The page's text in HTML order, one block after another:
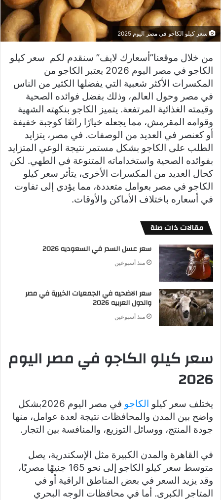
سعر كيلو الكاجو في مصر اليوم 2025
من خلال موقعنا”أسعارك لايف” سنقدم لكم سعر كيلو
الكاجو في مصر اليوم 2026 يعتبر الكاجو من
المكسرات الأكثر شعبية التي يفضلها الكثير من الناس
في مصر وحول العالم، وذلك بفضل فوائده الصحية
وقيمته الغذائية المرتفعة. يتميز الكاجو بنكهته الشهية
وقوامه المقرمش، مما يجعله خيارًا رائعًا كوجبة خفيفة
أو كعنصر في العديد من الوصفات. في مصر، يتزايد
الطلب على الكاجو بشكل مستمر نتيجة الوعي المتزايد
بفوائده الصحية واستخداماته المتنوعة في الطهي. لكن
كحال العديد من المكسرات الأخرى، يتأثر سعر كيلو
الكاجو في مصر بعوامل متعددة، مما يؤدي إلى تفاوت
في أسعاره باختلاف الأماكن والأوقات.
مقالات ذات صلة
سعر عسل السدر في السعوديه 2026
منذ أسبوعين
سعر الاضحيه في الجمعيات الخيرية في مصر
والدول العربيه 2026
منذ أسبوعين
سعر كيلو الكاجو في مصر اليوم
2026
يختلف سعر كيلو الكاجو
في مصر اليوم 2026بشكل
واضح بين المدن والمحافظات نتيجة لعدة عوامل، منها
جودة المنتج، ووسائل التوزيع، والمنافسة بين التجار.
في القاهرة والمدن الكبيرة مثل الإسكندرية، يصل
متوسط سعر كيلو الكاجو إلى نحو 165 جنيهًا مصريًا،
وقد يزيد السعر في بعض المناطق الراقية أو في
المتاجر الكبرى. أما في محافظات الوجه البحري